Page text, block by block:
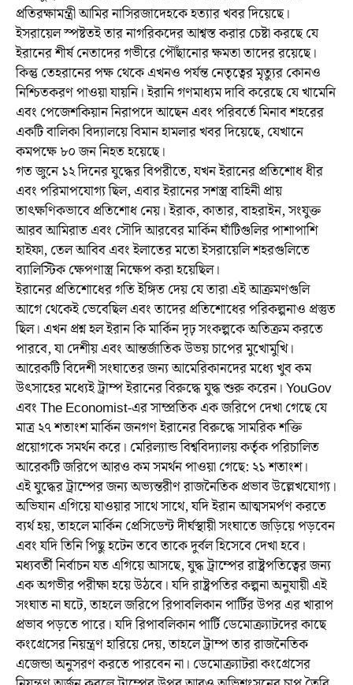
প্রতিরক্ষামন্ত্রী আমির নাসিরজাদেহকে হত্যার খবর দিয়েছে।
ইসরায়েল স্পষ্টতই তার নাগরিকদের আশ্বস্ত করার চেষ্টা করছে যে
ইরানের শীর্ষ নেতাদের গভীরে পৌঁছানোর ক্ষমতা তাদের রয়েছে।
কিন্তু তেহরানের পক্ষ থেকে এখনও পর্যন্ত নেতৃত্বের মৃত্যুর কোনও
নিশ্চিতকরণ পাওয়া যায়নি। ইরানি গণমাধ্যম দাবি করেছে যে খামেনি
এবং পেজেশকিয়ান নিরাপদে আছেন এবং পরিবর্তে মিনাব শহরের
একটি বালিকা বিদ্যালয়ে বিমান হামলার খবর দিয়েছে, যেখানে
কমপক্ষে ৮০ জন নিহত হয়েছে।
গত জুনে ১২ দিনের যুদ্ধের বিপরীতে, যখন ইরানের প্রতিশোধ ধীর
এবং পরিমাপযোগ্য ছিল, এবার ইরানের সশস্ত্র বাহিনী প্রায়
তাৎক্ষণিকভাবে প্রতিশোধ নেয়। ইরাক, কাতার, বাহরাইন, সংযুক্ত
আরব আমিরাত এবং সৌদি আরবের মার্কিন ঘাঁটিগুলির পাশাপাশি
হাইফা, তেল আবিব এবং ইলাতের মতো ইসরায়েলি শহরগুলিতে
ব্যালিস্টিক ক্ষেপণাস্ত্র নিক্ষেপ করা হয়েছিল।
ইরানের প্রতিশোধের গতি ইঙ্গিত দেয় যে তারা এই আক্রমণগুলি
আগে থেকেই ভেবেছিল এবং তাদের প্রতিশোধের পরিকল্পনাও প্রস্তুত
ছিল। এখন প্রশ্ন হল ইরান কি মার্কিন দৃঢ় সংকল্পকে অতিক্রম করতে
পারবে, যা দেশীয় এবং আন্তর্জাতিক উভয় চাপের মুখোমুখি।
আরেকটি বিদেশী সংঘাতের জন্য আমেরিকানদের মধ্যে খুব কম
উৎসাহের মধ্যেই ট্রাম্প ইরানের বিরুদ্ধে যুদ্ধ শুরু করেন। YouGov
এবং The Economist-এর সাম্প্রতিক এক জরিপে দেখা গেছে যে
মাত্র ২৭ শতাংশ মার্কিন জনগণ ইরানের বিরুদ্ধে সামরিক শক্তি
প্রয়োগকে সমর্থন করে। মেরিল্যান্ড বিশ্ববিদ্যালয় কর্তৃক পরিচালিত
আরেকটি জরিপে আরও কম সমর্থন পাওয়া গেছে: ২১ শতাংশ।
এই যুদ্ধের ট্রাম্পের জন্য অভ্যন্তরীণ রাজনৈতিক প্রভাব উল্লেখযোগ্য।
অভিযান এগিয়ে যাওয়ার সাথে সাথে, যদি ইরান আত্মসমর্পণ করতে
ব্যর্থ হয়, তাহলে মার্কিন প্রেসিডেন্ট দীর্ঘস্থায়ী সংঘাতে জড়িয়ে পড়বেন
এবং যদি তিনি পিছু হটেন তবে তাকে দুর্বল হিসেবে দেখা হবে।
মধ্যবর্তী নির্বাচন যত এগিয়ে আসছে, যুদ্ধ ট্রাম্পের রাষ্ট্রপতিত্বের জন্য
এক অগভীর পরীক্ষা হয়ে উঠবে। যদি রাষ্ট্রপতির কল্পনা অনুযায়ী এই
সংঘাত না ঘটে, তাহলে জরিপে রিপাবলিকান পার্টির উপর এর খারাপ
প্রভাব পড়তে পারে। যদি রিপাবলিকান পার্টি ডেমোক্র্যাটদের কাছে
কংগ্রেসের নিয়ন্ত্রণ হারিয়ে দেয়, তাহলে ট্রাম্প তার রাজনৈতিক
এজেন্ডা অনুসরণ করতে পারবেন না। ডেমোক্র্যাটরা কংগ্রেসের